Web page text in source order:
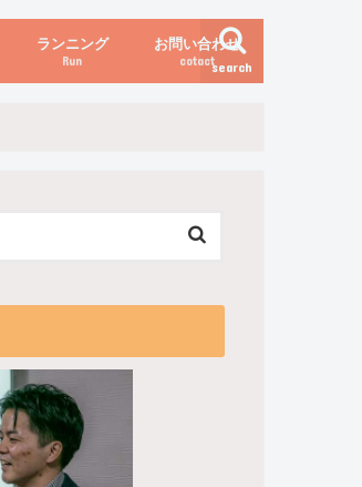
search
ランニング
Run
お問い合わせ
cotact